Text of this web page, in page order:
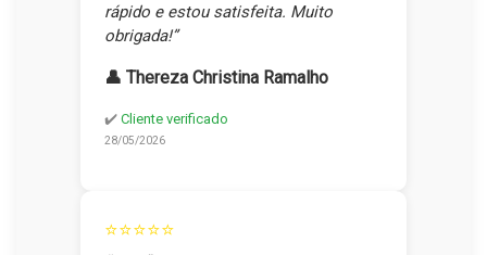
rápido e estou satisfeita. Muito
obrigada!”
👤 Thereza Christina Ramalho
✔️ Cliente verificado
28/05/2026
⭐⭐⭐⭐⭐